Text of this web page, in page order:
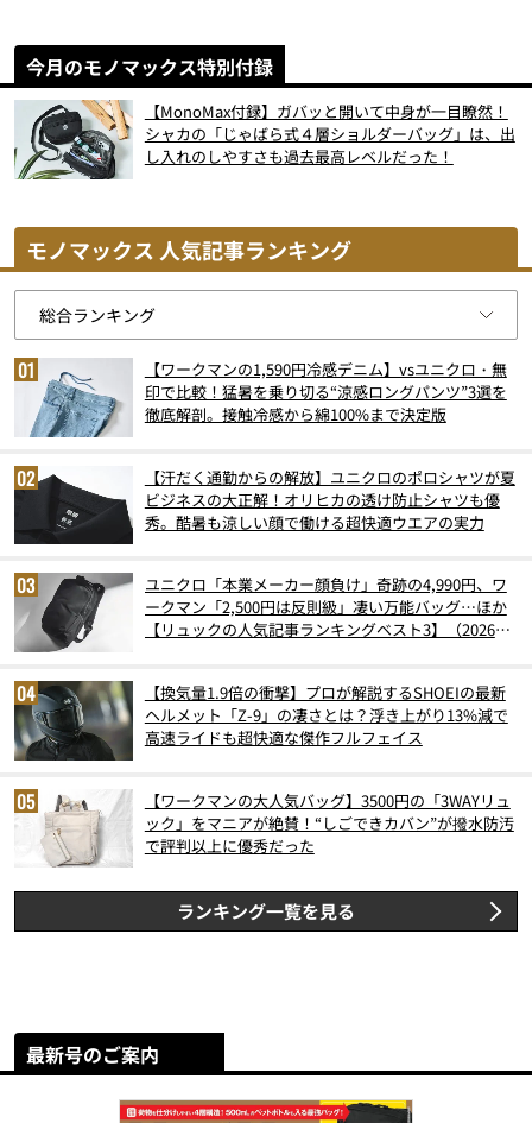
今月のモノマックス特別付録
【MonoMax付録】ガバッと開いて中身が一目瞭然！
シャカの「じゃばら式４層ショルダーバッグ」は、出
し入れのしやすさも過去最高レベルだった！
モノマックス 人気記事ランキング
【ワークマンの1,590円冷感デニム】vsユニクロ・無
印で比較！猛暑を乗り切る“涼感ロングパンツ”3選を
徹底解剖。接触冷感から綿100%まで決定版
【汗だく通勤からの解放】ユニクロのポロシャツが夏
ビジネスの大正解！オリヒカの透け防止シャツも優
秀。酷暑も涼しい顔で働ける超快適ウエアの実力
ユニクロ「本業メーカー顔負け」奇跡の4,990円、ワ
ークマン「2,500円は反則級」凄い万能バッグ…ほか
【リュックの人気記事ランキングベスト3】（2026年
【換気量1.9倍の衝撃】プロが解説するSHOEIの最新
ヘルメット「Z-9」の凄さとは？浮き上がり13%減で
高速ライドも超快適な傑作フルフェイス
【ワークマンの大人気バッグ】3500円の「3WAYリュ
ック」をマニアが絶賛！“しごできカバン”が撥水防汚
で評判以上に優秀だった
ランキング一覧を見る
最新号のご案内